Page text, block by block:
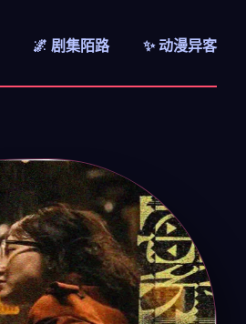
🌌 剧集陌路 ✨ 动漫异客